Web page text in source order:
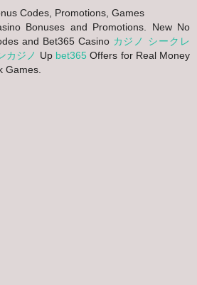
Codes, Promotions, Games
Bonuses and Promotions. New No
and Bet365 Casino カジノ シークレ
カジノ Up bet365 Offers for Real Money
Games.